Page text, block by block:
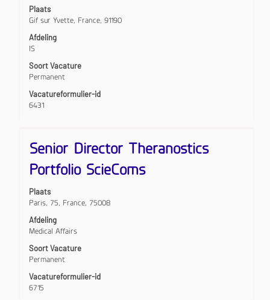
Plaats
Gif sur Yvette, France, 91190
Afdeling
IS
Soort Vacature
Permanent
Vacatureformulier-id
6431
om
de
volledige
inhoud
de
functiegegevens
weer
te
Titel
Senior Director Theranostics
Portfolio ScieComs
Plaats
Paris, 75, France, 75008
Afdeling
Medical Affairs
Soort Vacature
Permanent
Vacatureformulier-id
6715
Selecteer
deze
spatiebalk
om
de
volledige
inhoud
van
de
weer
te
geven.